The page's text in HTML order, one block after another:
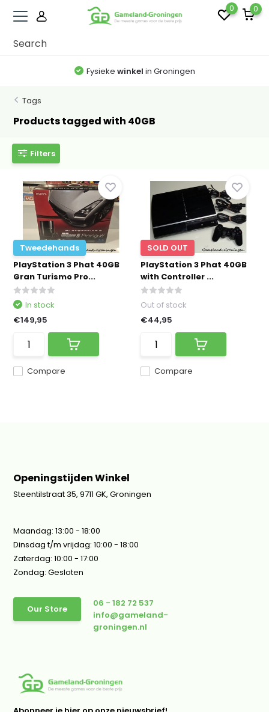
0 0
Fysieke winkel in Groningen
Tags
Products tagged with 40GB
Filters
Tweedehands
PlayStation 3 Phat 40GB
Gran Turismo Pro...
Compare
In stock
€149,95
SOLD OUT
PlayStation 3 Phat 40GB
with Controller ...
Compare
Out of stock
€44,95
Openingstijden Winkel
Steentilstraat 35, 9711 GK, Groningen
Maandag: 13:00 - 18:00
Dinsdag t/m vrijdag: 10:00 - 18:00
Zaterdag: 10:00 - 17:00
Zondag: Gesloten
Our Store
06 - 182 72 537
info@gameland-
groningen.nl